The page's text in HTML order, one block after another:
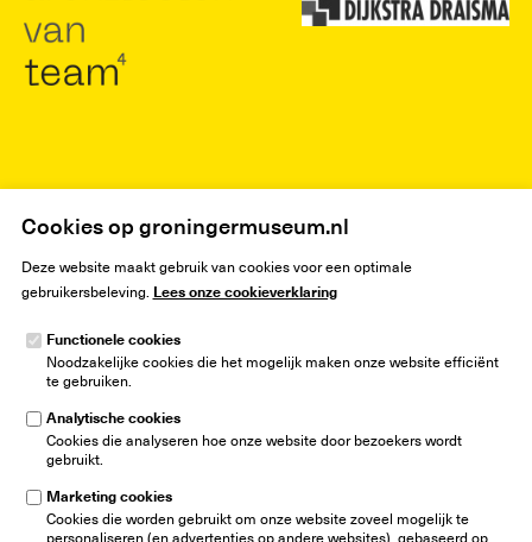
Cookies op groningermuseum.nl
Deze website maakt gebruik van cookies voor een optimale
gebruikersbeleving. Lees onze cookieverklaring
Functionele cookies
Noodzakelijke cookies die het mogelijk maken onze website efficiënt
te gebruiken.
Analytische cookies
Cookies die analyseren hoe onze website door bezoekers wordt
gebruikt.
Marketing cookies
Cookies die worden gebruikt om onze website zoveel mogelijk te
Groninger Museum
Nieuwsbrief